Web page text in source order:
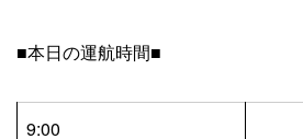
■本日の運航時間■
9:00